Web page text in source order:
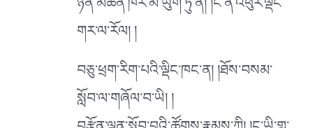
གར་ལ་རོལ། །
བཅུ་ཕྲག་རིག་པའི་ལྡིང་ཁང་ན། །ཐོས་བསམ་
སློབ་ལ་གཞོལ་བ་ཡི། །